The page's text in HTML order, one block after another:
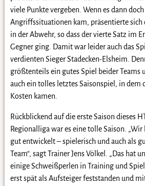
viele Punkte vergeben. Wenn es dann
Angriffssituationen kam, präsentierte sich
in der Abwehr, so dass der vierte Satz im
Gegner ging. Damit war leider auch das
verdienten Sieger Stadecken-Elsheim.
größtenteils ein gutes Spiel beider Teams
auch ein tolles letztes Saisonspiel, in dem
Kosten kamen.
Rückblickend auf die erste Saison dieses
Regionalliga war es eine tolle Saison.
gut entwickelt – spielerisch und auch als
Team“, sagt Trainer Jens Völkel. „Das hat
einige Schweißperlen in Training und
erst spät als Aufsteiger feststanden und